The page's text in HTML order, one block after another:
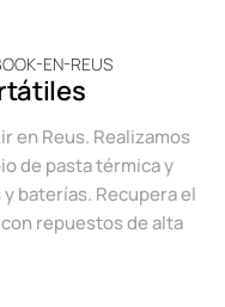
en Reus. Realizamos
de pasta térmica y
baterías. Recupera el
repuestos de alta